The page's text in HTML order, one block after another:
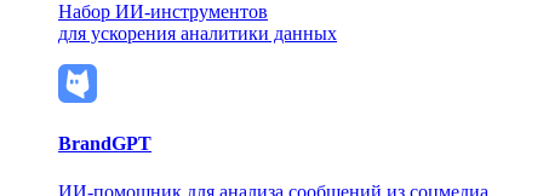
Набор ИИ-инструментов
для ускорения аналитики данных
BrandGPT
ИИ-помощник для анализа сообщений из соцмедиа